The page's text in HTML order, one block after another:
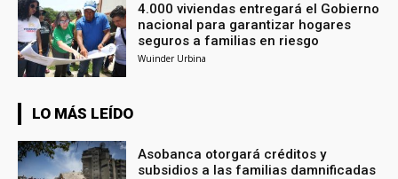
4.000 viviendas entregará el Gobierno
nacional para garantizar hogares
seguros a familias en riesgo
Wuinder Urbina
LO MÁS LEÍDO
Asobanca otorgará créditos y
subsidios a las familias damnificadas